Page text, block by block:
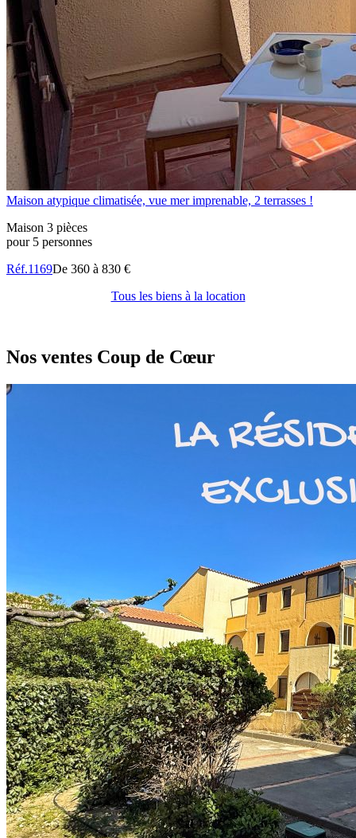
Maison atypique climatisée, vue mer imprenable, 2 terrasses !
Maison 3 pièces
pour 5 personnes
Réf.1169De 360 à 830 €
Tous les biens à la location
Nos ventes Coup de Cœur